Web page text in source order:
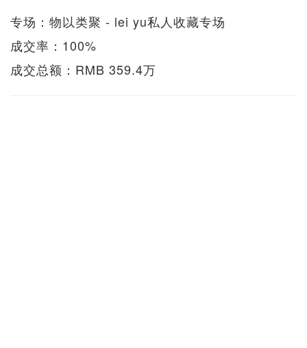
专场：物以类聚 - lei yu私人收藏专场
成交率：100%
成交总额：RMB 359.4万